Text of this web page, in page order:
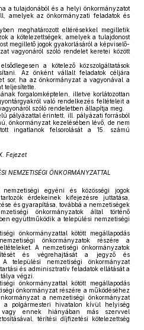
a tulajdonából és a helyi önkormányzatot
amelyek az önkormányzati feladatok és
meghatározott eltérésekkel megilletik
a kötelezettségek, amelyek a tulajdonost
megillető jogok gyakorlásáról a képviselő-
vagyonáról szóló rendelet keretei között
a kötelező közszolgáltatások
Az önként vállalt feladatok céljára
sor, ha az önkormányzat a vagyonával a
teljesítette.
forgalomképtelen, illetve korlátozottan
való rendelkezés feltételeit a
szóló rendeletben állapítja meg.
pályázattal érintett, ill. pályázati forrásból
önkormányzat kezelésében lévő, de nem
ingatlanok felsorolását a 15. számú
Fejezet
NEMZETISÉGI ÖNKORMÁNYZATTAL
egyéni és közösségi jogok
érdekeinek kifejezésre juttatása,
és gyarapítása, továbbá a nemzetiségek
önkormányzatok által történő
együttműködik a települési nemzetiségi
önkormányzattal kötött megállapodás
önkormányzatok részére a
A nemzetiségi önkormányzatok
és végrehajtását a jegyző és
települési nemzetiségi önkormányzat
és adminisztratív feladatok ellátását a
végzi.
önkormányzattal kötött megállapodás
önkormányzat részére a működéséhez
a nemzetiségi önkormányzat
a polgármesteri hivatalon kívül helyiség
vagy ennek hiányában más szervvel
térítési díjfizetési kötelezettség